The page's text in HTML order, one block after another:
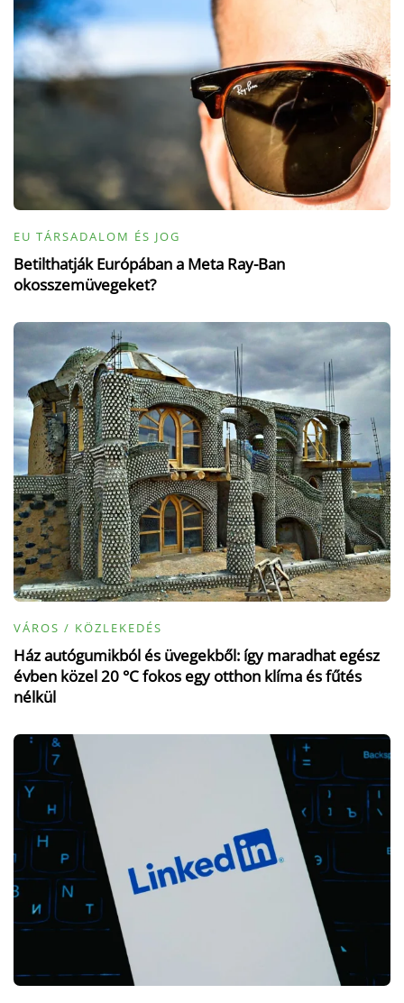
EU TÁRSADALOM ÉS JOG
Betilthatják Európában a Meta Ray-Ban
okosszemüvegeket?
VÁROS / KÖZLEKEDÉS
Ház autógumikból és üvegekből: így maradhat egész
évben közel 20 °C fokos egy otthon klíma és fűtés
nélkül